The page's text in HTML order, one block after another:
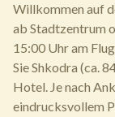
Willkommen auf
ab Stadtzentrum
15:00 Uhr am
Sie Shkodra (ca.
Hotel. Je nach
eindrucksvollem